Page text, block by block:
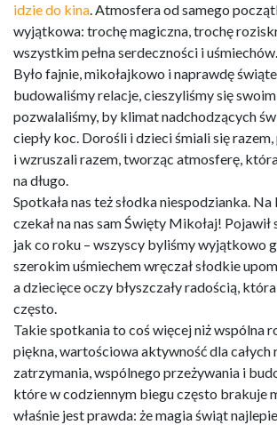
idzie do kina. Atmosfera od samego
wyjątkowa: trochę magiczna, trochę
wszystkim pełna serdeczności i uśmiechów.
Było fajnie, mikołajkowo i naprawdę
budowaliśmy relacje, cieszyliśmy się
pozwalaliśmy, by klimat nadchodzących
ciepły koc. Dorośli i dzieci śmiali się
i wzruszali razem, tworząc atmosferę,
na długo.
Spotkała nas też słodka niespodzianka.
czekał na nas sam Święty Mikołaj! Pojawił
jak co roku – wszyscy byliśmy wyjątkowo
szerokim uśmiechem wręczał słodkie
a dziecięce oczy błyszczały radością,
często.
Takie spotkania to coś więcej niż wspólna
piękna, wartościowa aktywność dla całych
zatrzymania, wspólnego przeżywania i
które w codziennym biegu często brakuje
właśnie jest prawda: że magia świąt